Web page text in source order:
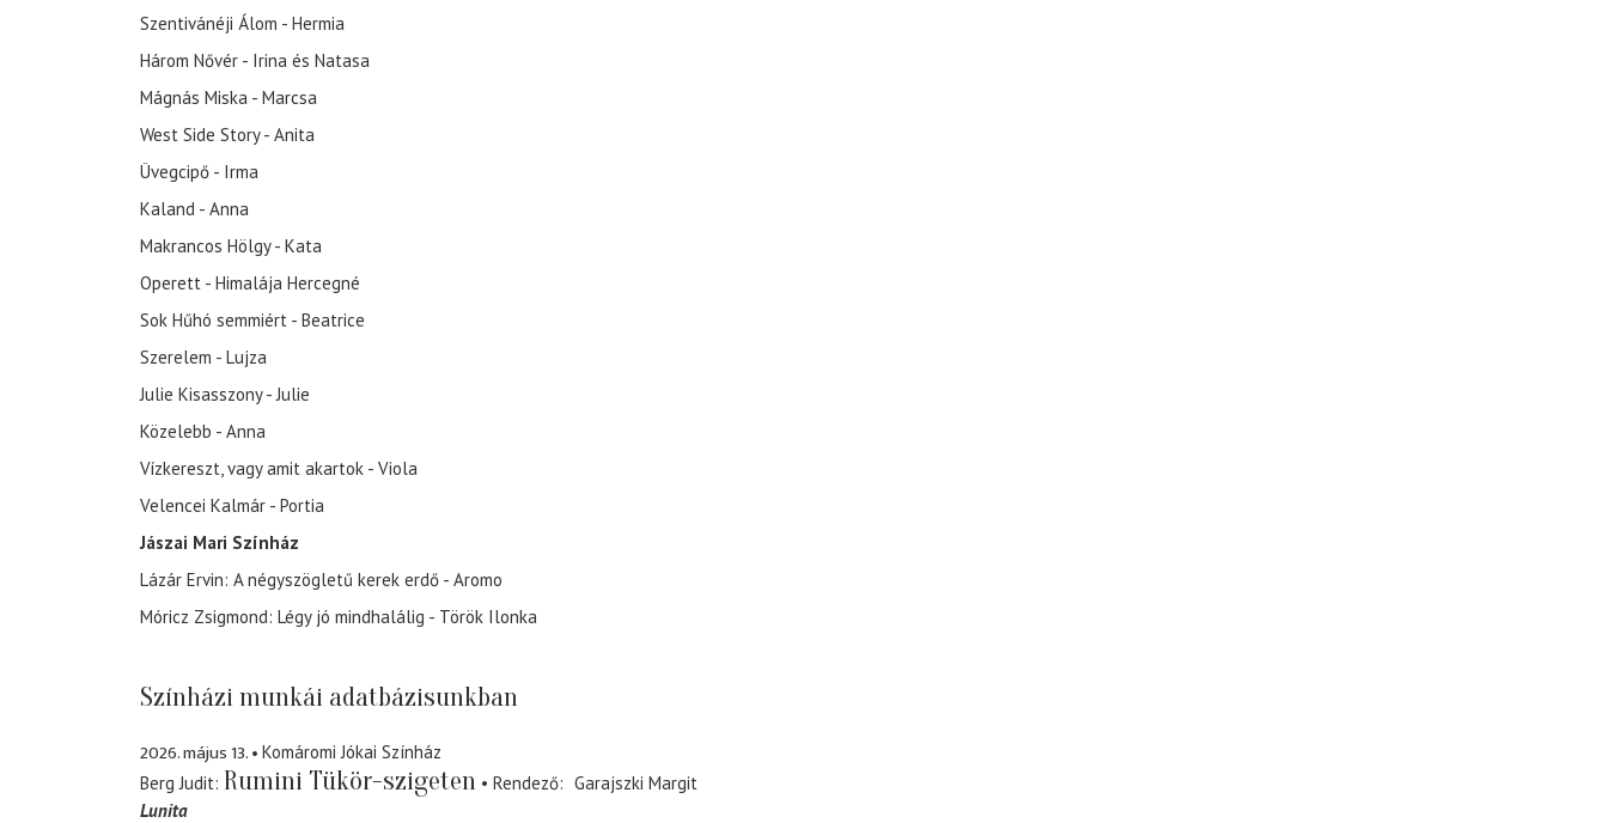
Szentivánéji Álom - Hermia
Három Nővér - Irina és Natasa
Mágnás Miska - Marcsa
West Side Story - Anita
Üvegcipő - Irma
Kaland - Anna
Makrancos Hölgy - Kata
Operett - Himalája Hercegné
Sok Hűhó semmiért - Beatrice
Szerelem - Lujza
Julie Kisasszony - Julie
Közelebb - Anna
Vízkereszt, vagy amit akartok - Viola
Velencei Kalmár - Portia
Jászai Mari Színház
Lázár Ervin: A négyszögletű kerek erdő - Aromo
Móricz Zsigmond: Légy jó mindhalálig - Török Ilonka
Színházi munkái adatbázisunkban
2026. május 13.
Komáromi Jókai Színház
Berg Judit Rumini Tükör-szigeten Rendező
Garajszki Margit
Lunita